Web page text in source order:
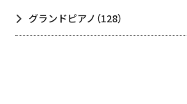
グランドピアノ （128）